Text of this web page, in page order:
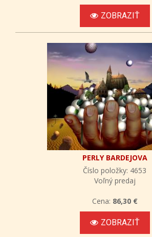
ZOBRAZIŤ
PERLY BARDEJOVA
Číslo položky: 4653
Voľný predaj
Cena: 86,30 €
ZOBRAZIŤ